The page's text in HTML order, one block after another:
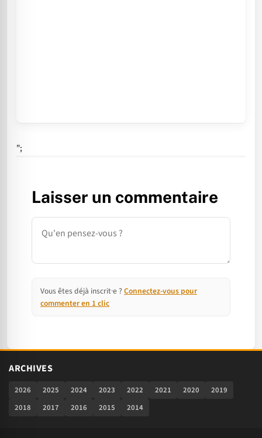
";
Laisser un commentaire
Commentaire
Vous êtes déjà inscrit·e ? Connectez-vous pour
commenter en 1 clic
ARCHIVES
2026 2025 2024 2023 2022 2021 2020
2019
2018
2017 2016 2015 2014